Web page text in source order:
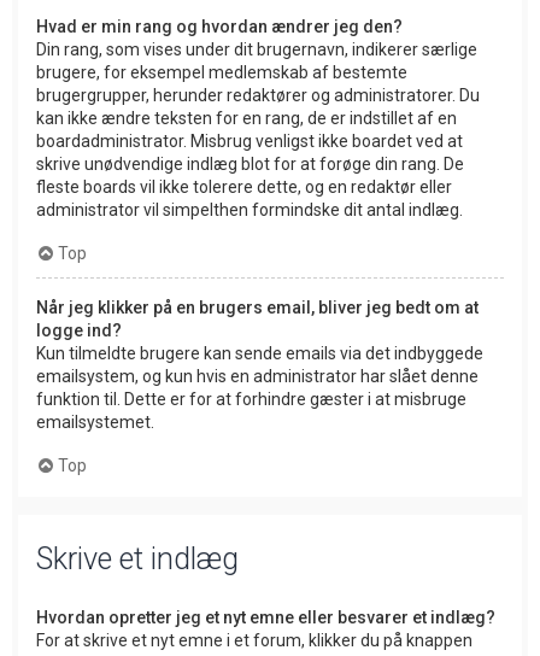
Hvad er min rang og hvordan ændrer jeg den?
Din rang, som vises under dit brugernavn, indikerer særlige
brugere, for eksempel medlemskab af bestemte
brugergrupper, herunder redaktører og administratorer. Du
kan ikke ændre teksten for en rang, de er indstillet af en
boardadministrator. Misbrug venligst ikke boardet ved at
skrive unødvendige indlæg blot for at forøge din rang. De
fleste boards vil ikke tolerere dette, og en redaktør eller
administrator vil simpelthen formindske dit antal indlæg.
Top
Når jeg klikker på en brugers email, bliver jeg bedt om at
logge ind?
Kun tilmeldte brugere kan sende emails via det indbyggede
emailsystem, og kun hvis en administrator har slået denne
funktion til. Dette er for at forhindre gæster i at misbruge
emailsystemet.
Top
Skrive et indlæg
Hvordan opretter jeg et nyt emne eller besvarer et indlæg?
For at skrive et nyt emne i et forum, klikker du på knappen